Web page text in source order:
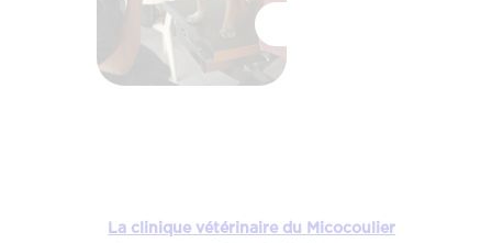
La clinique vétérinaire du Micocoulier